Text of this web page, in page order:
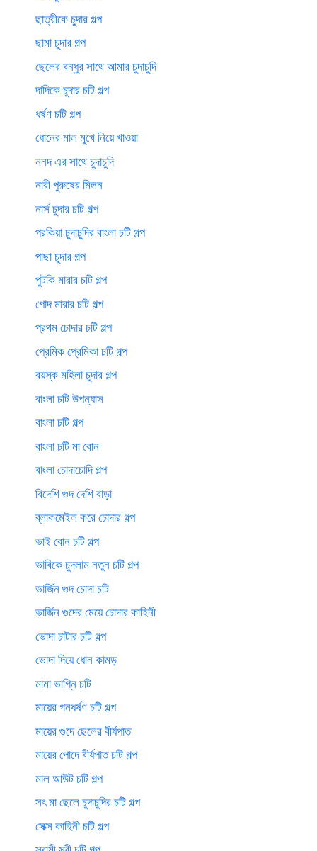
ছাত্রীকে চুদার গল্প
ছামা চুদার গল্প
ছেলের বন্ধুর সাথে আমার চুদাচুদি
দাদিকে চুদার চটি গল্প
ধর্ষণ চটি গল্প
ধোনের মাল মুখে নিয়ে খাওয়া
ননদ এর সাথে চুদাচুদি
নারী পুরুষের মিলন
নার্স চুদার চটি গল্প
পরকিয়া চুদাচুদির বাংলা চটি গল্প
পাছা চুদার গল্প
পুটকি মারার চটি গল্প
পোদ মারার চটি গল্প
প্রথম চোদার চটি গল্প
প্রেমিক প্রেমিকা চটি গল্প
বয়স্ক মহিলা চুদার গল্প
বাংলা চটি উপন্যাস
বাংলা চটি গল্প
বাংলা চটি মা বোন
বাংলা চোদাচোদি গল্প
বিদেশি গুদ দেশি বাড়া
ব্লাকমেইল করে চোদার গল্প
ভাই বোন চটি গল্প
ভাবিকে চুদলাম নতুন চটি গল্প
ভার্জিন গুদ চোদা চটি
ভার্জিন গুদের মেয়ে চোদার কাহিনী
ভোদা চাটার চটি গল্প
ভোদা দিয়ে ধোন কামড়
মামা ভাগ্নি চটি
মায়ের গনধর্ষণ চটি গল্প
মায়ের গুদে ছেলের বীর্যপাত
মায়ের পোদে বীর্যপাত চটি গল্প
মাল আউট চটি গল্প
সৎ মা ছেলে চুদাচুদির চটি গল্প
সেক্স কাহিনী চটি গল্প